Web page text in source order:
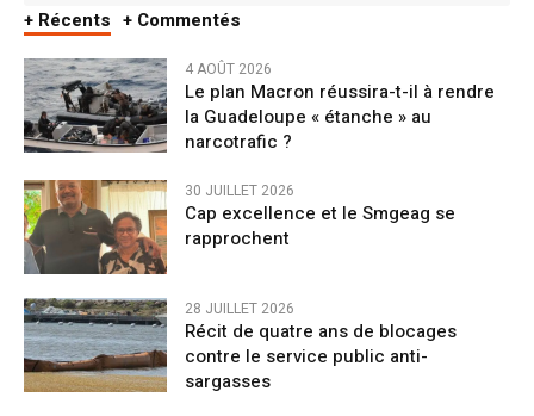
+ Récents + Commentés
4 AOÛT 2026
Le plan Macron réussira-t-il à rendre
la Guadeloupe « étanche » au
narcotrafic ?
30 JUILLET 2026
Cap excellence et le Smgeag se
rapprochent
28 JUILLET 2026
Récit de quatre ans de blocages
contre le service public anti-
sargasses